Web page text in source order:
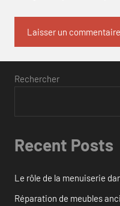
Rechercher
Recent Posts
Le rôle de la menuiserie
Réparation de meubles